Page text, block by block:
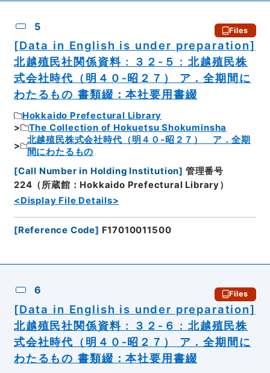
5 Files
[Data in English is under preparation]
北越殖民社関係資料 : ３２‐５ : 北越殖民株
式会社時代（明４０‐昭２７） ア．全期間に
わたるもの 書類綴：本社要用書綴
Hokkaido Prefectural Library
The Collection of Hokuetsu Shokuminsha
北越殖民株式会社時代（明４０‐昭２７） ア．全期
間にわたるもの
[Call Number in Holding Institution] 管理番号
224（所蔵館：Hokkaido Prefectural Library）
<Display File Details>
[Reference Code] F17010011500
6 Files
[Data in English is under preparation]
北越殖民社関係資料 : ３２‐６ : 北越殖民株
式会社時代（明４０‐昭２７） ア．全期間に
わたるもの 書類綴：本社要用書綴